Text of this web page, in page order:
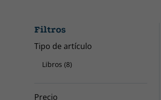
Filtros
Tipo de artículo
Libros (8)
Precio